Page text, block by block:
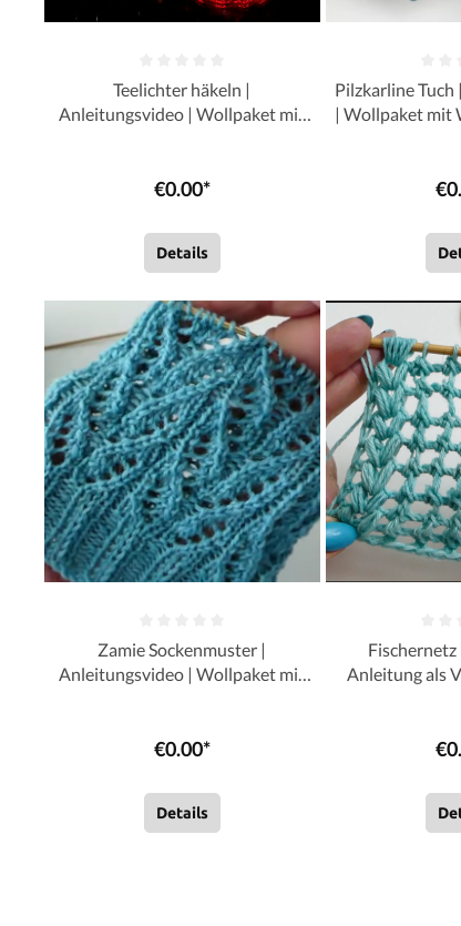
Teelichter häkeln |
Anleitungsvideo | Wollpaket mit
€0.00*
Details
Pilzkarline
| Wollpaket mit
Zamie Sockenmuster |
Anleitungsvideo | Wollpaket mit
€0.00*
Details
Anleitung als